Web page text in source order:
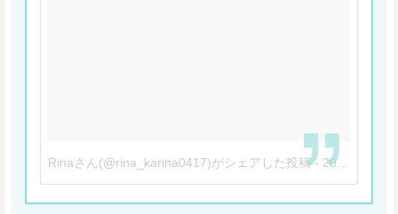
Rinaさん(@rina_karina0417)がシェアした投稿- 2018年 5月月16日午後6時23分PDT